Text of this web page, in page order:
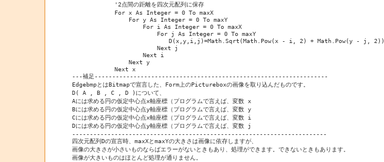
            '2点間の距離を四次元配列に保存
            For x As Integer = 0 To maxX
                For y As Integer = 0 To maxY
                    For i As Integer = 0 To maxX
                        For j As Integer = 0 To maxY
                        　　D(x,y,i,j)=Math.Sqrt(Math.Pow(x - i, 2) + Math.Pow(y - j, 2))
                        Next j
                    Next i
                Next y
            Next x
---補足------------------------------------------------------------------
EdgebmpとはBitmapで宣言した、Form上のPictureboxの画像を取り込んだものです。
D( A , B , C , D )について、
Aには求める円の仮定中心点x軸座標（プログラムで言えば、変数 x
Bには求める円の仮定中心点y軸座標（プログラムで言えば、変数 y
Cには求める円の仮定中心点x軸座標（プログラムで言えば、変数 i
Dには求める円の仮定中心点y軸座標（プログラムで言えば、変数 j
------------------------------------------------------------------------
四次元配列Dの宣言時、maxXとmaxYの大きさは画像に依存しますが、
画像の大きさが小さいものならばエラーがないときもあり、処理ができます。できないときもあります。
画像が大きいものはほとんど処理が通りません。